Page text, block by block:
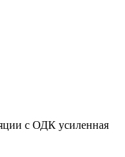
с ОДК усиленная